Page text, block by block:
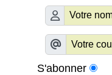
S'abonner